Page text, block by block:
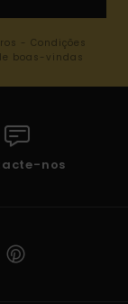
- Condições
boas-vindas
nos